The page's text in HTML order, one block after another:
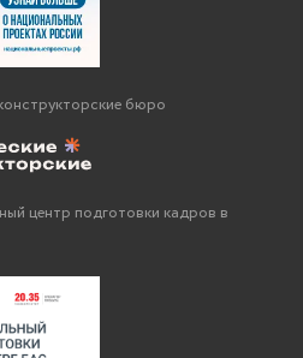
бюро
центр подготовки кадров в